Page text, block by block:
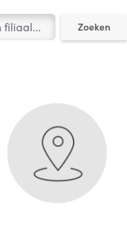
Zoeken